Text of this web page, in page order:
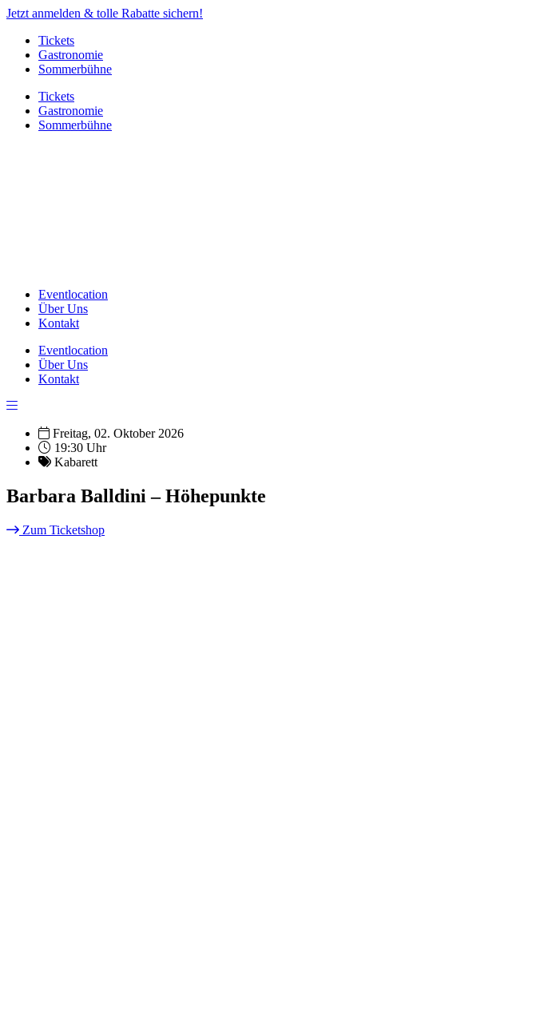
Jetzt anmelden & tolle Rabatte sichern!
Tickets
Gastronomie
Sommerbühne
Tickets
Gastronomie
Sommerbühne
Eventlocation
Über Uns
Kontakt
Eventlocation
Über Uns
Kontakt
Freitag, 02. Oktober 2026
19:30 Uhr
Kabarett
Barbara Balldini – Höhepunkte
Zum Ticketshop